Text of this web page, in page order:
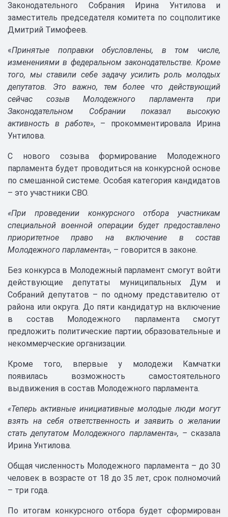
Законодательного Собрания Ирина Унтилова и
заместитель председателя комитета по соцполитике
Дмитрий Тимофеев.
«Принятые поправки обусловлены, в том числе,
изменениями в федеральном законодательстве. Кроме
того, мы ставили себе задачу усилить роль молодых
депутатов. Это важно, тем более что действующий
сейчас созыв Молодежного парламента при
Законодательном Собрании показал высокую
активность в работе», – прокомментировала Ирина
Унтилова.
С нового созыва формирование Молодежного
парламента будет проводиться на конкурсной основе
по смешанной системе. Особая категория кандидатов
– это участники СВО.
«При проведении конкурсного отбора участникам
специальной военной операции будет предоставлено
приоритетное право на включение в состав
Молодежного парламента», – говорится в законе.
Без конкурса в Молодежный парламент смогут войти
действующие депутаты муниципальных Дум и
Собраний депутатов – по одному представителю от
района или округа. До пяти кандидатур на включение
в состав Молодежного парламента смогут
предложить политические партии, образовательные и
некоммерческие организации.
Кроме того, впервые у молодежи Камчатки
появилась возможность самостоятельного
выдвижения в состав Молодежного парламента.
«Теперь активные инициативные молодые люди могут
взять на себя ответственность и заявить о желании
стать депутатом Молодежного парламента», – сказала
Ирина Унтилова.
Общая численность Молодежного парламента – до 30
человек в возрасте от 18 до 35 лет, срок полномочий
– три года.
По итогам конкурсного отбора будет сформирован